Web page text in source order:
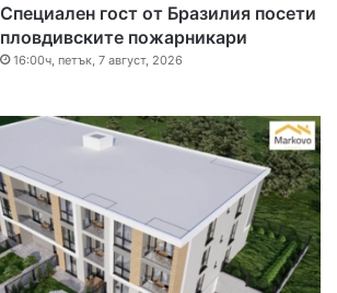
Специален гост от Бразилия посети
пловдивските пожарникари
16:00ч, петък, 7 август, 2026